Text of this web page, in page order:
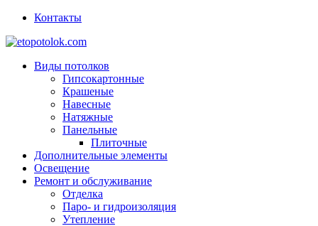
Контакты
Виды потолков
Гипсокартонные
Крашеные
Навесные
Натяжные
Панельные
Плиточные
Дополнительные элементы
Освещение
Ремонт и обслуживание
Отделка
Паро- и гидроизоляция
Утепление